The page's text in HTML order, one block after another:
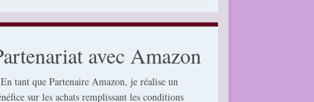
avec Amazon
tant que Partenaire Amazon, je réalise un
sur les achats remplissant les conditions